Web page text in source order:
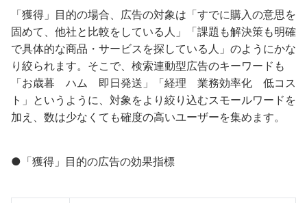
「獲得」目的の場合、広告の対象は「すでに購入の意思を
固めて、他社と比較をしている人」「課題も解決策も明確
で具体的な商品・サービスを探している人」のようにかな
り絞られます。そこで、検索連動型広告のキーワードも
「お歳暮 ハム 即日発送」「経理 業務効率化 低コス
ト」というように、対象をより絞り込むスモールワードを
加え、数は少なくても確度の高いユーザーを集めます。
●「獲得」目的の広告の効果指標